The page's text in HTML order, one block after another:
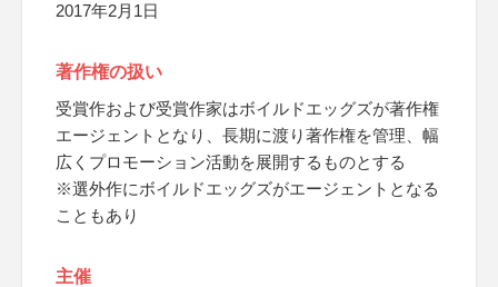
2017年2月1日
著作権の扱い
受賞作および受賞作家はボイルドエッグズが著作権
エージェントとなり、長期に渡り著作権を管理、幅
広くプロモーション活動を展開するものとする
※選外作にボイルドエッグズがエージェントとなる
こともあり
主催